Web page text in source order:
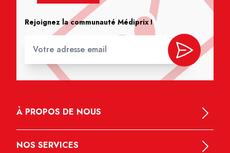
Rejoignez la communauté Médiprix !
À PROPOS DE NOUS
NOS SERVICES